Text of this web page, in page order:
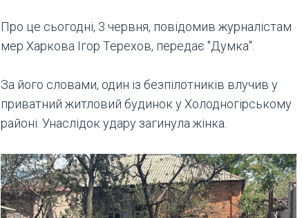
Про це сьогодні, 3 червня, повідомив журналістам
мер Харкова Ігор Терехов, передає "Думка".
За його словами, один із безпілотників влучив у
приватний житловий будинок у Холодногірському
районі. Унаслідок удару загинула жінка.